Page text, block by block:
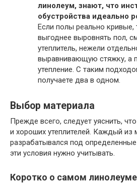
линолеум, знают, что
обустройства идеально
Если полы реально
выгоднее выровнять пол,
утеплитель, нежели
выравнивающую стяжку, а
утепление. С таким
получаете два в одном.
Выбор материала
Прежде всего, следует уяснить,
и хороших утеплителей. Каждый из
разрабатывался под
эти условия нужно учитывать.
Коротко о самом линолеуме